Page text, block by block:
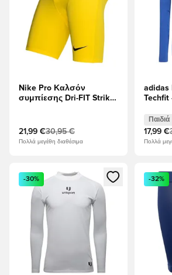
Nike Pro Καλσόν
συμπίεσης Dri-FIT Strike
21,99 €30,95 €
Πολλά μεγέθη διαθέσιμα
Techfit
Παιδιά
17,99 €
Πολλά
Ανοίγει ένα Modal για να συνδεθείτε
-30% -32%